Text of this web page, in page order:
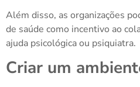
Além disso, as organizações
de saúde como incentivo ao
ajuda psicológica ou psiquiatra.
Criar um